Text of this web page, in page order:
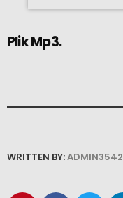
Plik Mp3.
WRITTEN BY:ADMIN3542